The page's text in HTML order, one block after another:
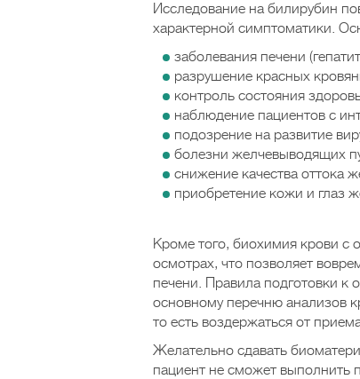
Исследование на билирубин
характерной симптоматики.
заболевания печени
разрушение красных
контроль состояния
наблюдение пациентов с
подозрение на развитие
болезни желчевыводящих
снижение качества оттока
приобретение кожи и глаз
Кроме того, биохимия крови с
осмотрах, что позволяет
печени. Правила подготовки к
основному перечню анализов
то есть воздержаться от
Желательно сдавать
пациент не сможет выполнить